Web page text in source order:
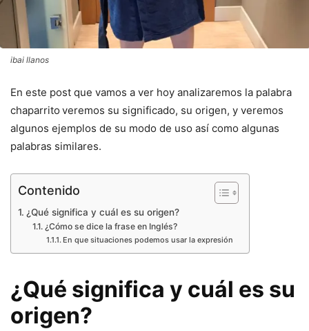
ibai llanos
En este post que vamos a ver hoy analizaremos la palabra
chaparrito veremos su significado, su origen, y veremos
algunos ejemplos de su modo de uso así como algunas
palabras similares.
Contenido
¿Qué significa y cuál es su origen?
¿Cómo se dice la frase en Inglés?
En que situaciones podemos usar la expresión
¿Qué significa y cuál es su
origen?